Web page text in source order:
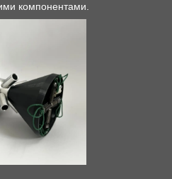
компонентами.